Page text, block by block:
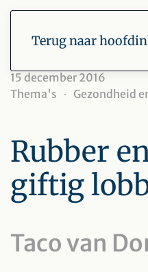
Terug naar
15 december 2016
Thema's
Gezondheid
Rubber
giftig
Taco van